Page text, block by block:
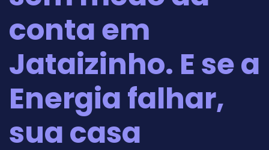
conta em
Jataizinho. E se a
Energia falhar,
sua casa